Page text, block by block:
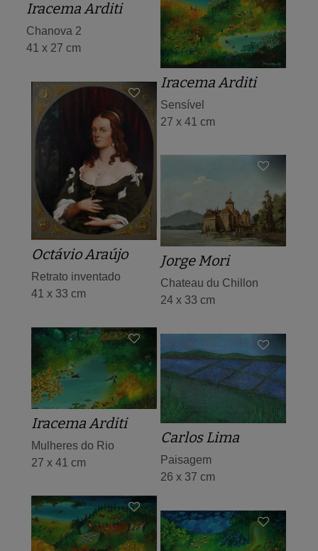
Iracema Arditi
Chanova 2
41 x 27 cm
Iracema Arditi
Sensível
27 x 41 cm
Octávio Araújo
Retrato inventado
41 x 33 cm
Jorge Mori
Chateau du Chillon
24 x 33 cm
Iracema Arditi
Mulheres do Rio
27 x 41 cm
Carlos Lima
Paisagem
26 x 37 cm